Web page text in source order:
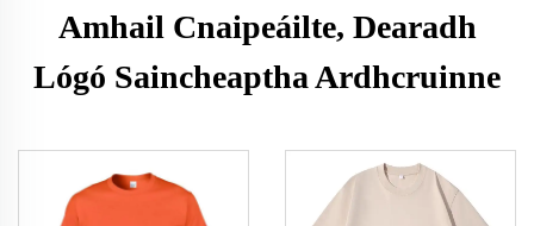
Amhail Cnaipeáilte, Dearadh
Lógó Saincheaptha Ardhcruinne